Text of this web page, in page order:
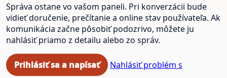
Správa ostane vo vašom paneli. Pri konverzácii bude
vidieť doručenie, prečítanie a online stav používateľa. Ak
komunikácia začne pôsobiť podozrivo, môžete ju
nahlásiť priamo z detailu alebo zo správ.
Prihlásiť sa a napísať
Nahlásiť problém s